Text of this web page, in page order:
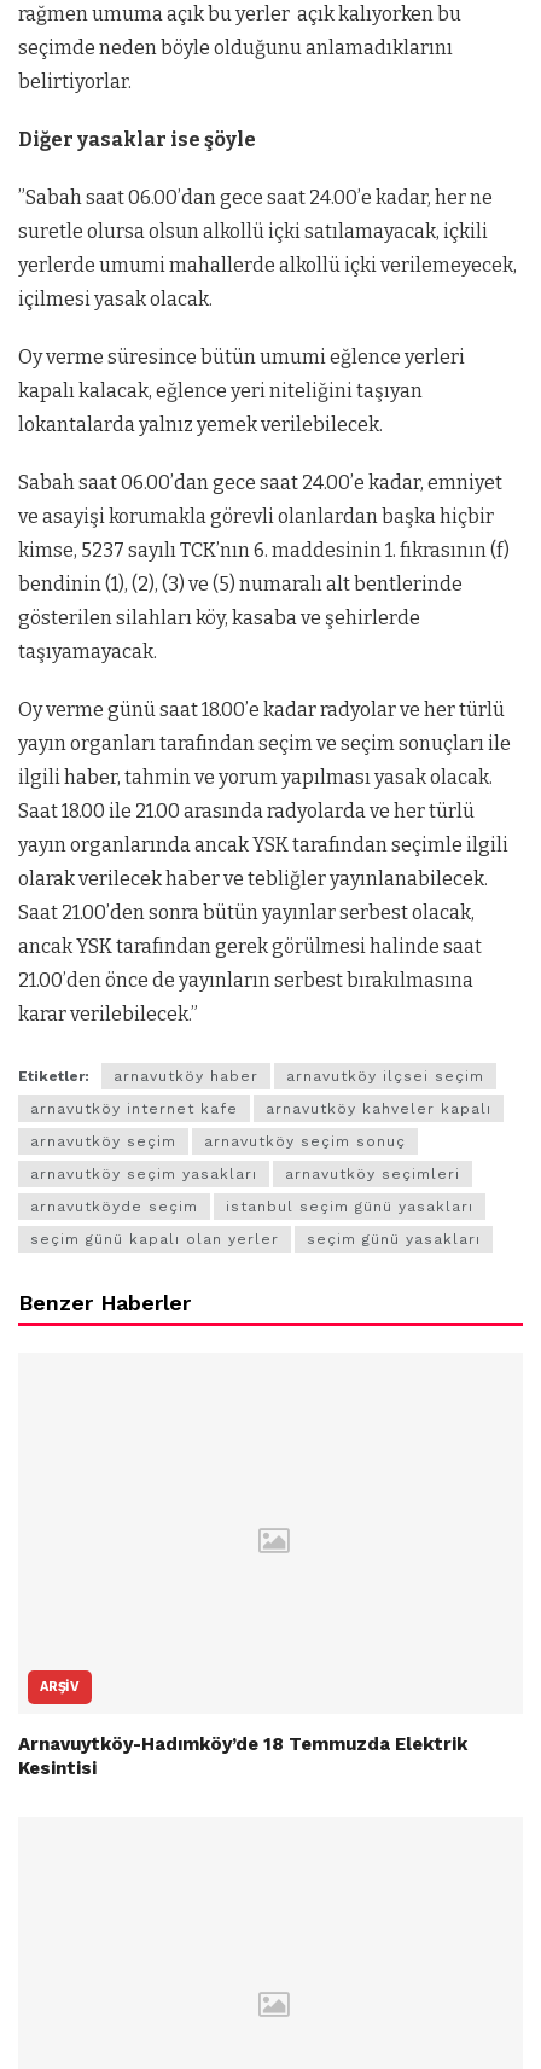
rağmen umuma açık bu yerler açık kalıyorken bu
seçimde neden böyle olduğunu anlamadıklarını
belirtiyorlar.
Diğer yasaklar ise şöyle
”Sabah saat 06.00’dan gece saat 24.00’e kadar, her ne
suretle olursa olsun alkollü içki satılamayacak, içkili
yerlerde umumi mahallerde alkollü içki verilemeyecek,
içilmesi yasak olacak.
Oy verme süresince bütün umumi eğlence yerleri
kapalı kalacak, eğlence yeri niteliğini taşıyan
lokantalarda yalnız yemek verilebilecek.
Sabah saat 06.00’dan gece saat 24.00’e kadar, emniyet
ve asayişi korumakla görevli olanlardan başka hiçbir
kimse, 5237 sayılı TCK’nın 6. maddesinin 1. fıkrasının (f)
bendinin (1), (2), (3) ve (5) numaralı alt bentlerinde
gösterilen silahları köy, kasaba ve şehirlerde
taşıyamayacak.
Oy verme günü saat 18.00’e kadar radyolar ve her türlü
yayın organları tarafından seçim ve seçim sonuçları ile
ilgili haber, tahmin ve yorum yapılması yasak olacak.
Saat 18.00 ile 21.00 arasında radyolarda ve her türlü
yayın organlarında ancak YSK tarafından seçimle ilgili
olarak verilecek haber ve tebliğler yayınlanabilecek.
Saat 21.00’den sonra bütün yayınlar serbest olacak,
ancak YSK tarafından gerek görülmesi halinde saat
21.00’den önce de yayınların serbest bırakılmasına
karar verilebilecek.”
Etiketler: arnavutköy haber
arnavutköy ilçsei seçim
arnavutköy internet kafe
arnavutköy kahveler kapalı
arnavutköy seçim
arnavutköy seçim sonuç
arnavutköy seçim yasakları
arnavutköy seçimleri
arnavutköyde seçim
istanbul seçim günü yasakları
seçim günü kapalı olan yerler
seçim günü yasakları
Benzer Haberler
ARŞIV
Arnavuytköy-Hadımköy’de 18 Temmuzda Elektrik
Kesintisi